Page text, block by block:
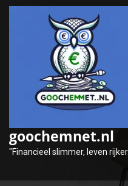
inhoud
goochemnet.nl
"Financieel slimmer, leven